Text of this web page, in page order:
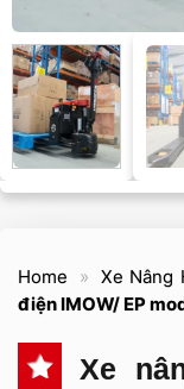
Home » Xe Nâng
điện IMOW/ EP
Xe